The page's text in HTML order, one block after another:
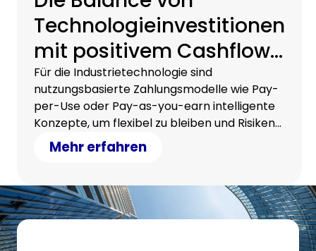
Technologieinvestitionen
mit positivem Cashflow:
Ein strategischer Ansatz
Für die Industrietechnologie sind
nutzungsbasierte Zahlungsmodelle wie Pay-
per-Use oder Pay-as-you-earn intelligente
Konzepte, um flexibel zu bleiben und Risiken
gering zu halten. Erfahren Sie, wie wir eine
maßgeschneiderte Lösung für Sie
Mehr erfahren